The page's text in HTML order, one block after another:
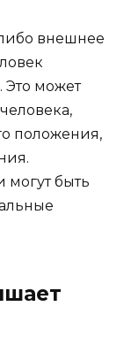
внешнее
Это может
положения,
быть